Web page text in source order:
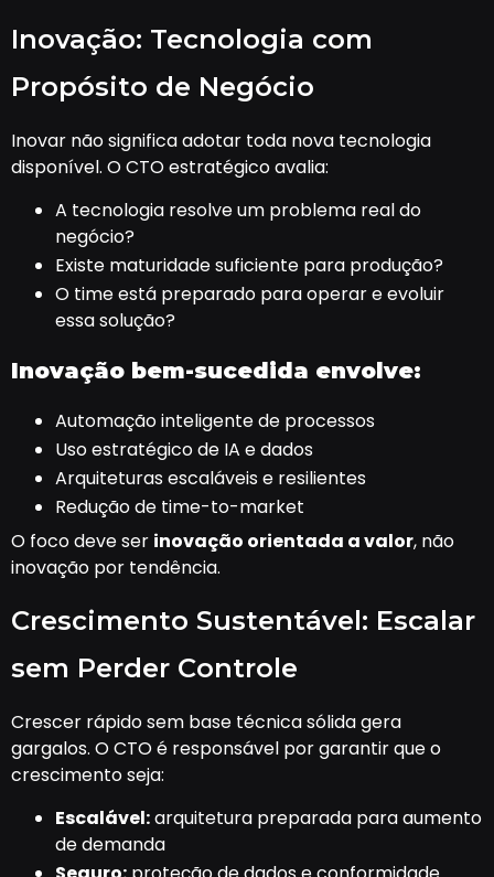
Inovação: Tecnologia com
Propósito de Negócio
Inovar não significa adotar toda nova tecnologia
disponível. O CTO estratégico avalia:
A tecnologia resolve um problema real do
negócio?
Existe maturidade suficiente para produção?
O time está preparado para operar e evoluir
essa solução?
Inovação bem-sucedida envolve:
Automação inteligente de processos
Uso estratégico de IA e dados
Arquiteturas escaláveis e resilientes
Redução de time-to-market
O foco deve ser inovação orientada a valor, não
inovação por tendência.
Crescimento Sustentável: Escalar
sem Perder Controle
Crescer rápido sem base técnica sólida gera
gargalos. O CTO é responsável por garantir que o
crescimento seja:
Escalável:arquitetura preparada para aumento
de demanda